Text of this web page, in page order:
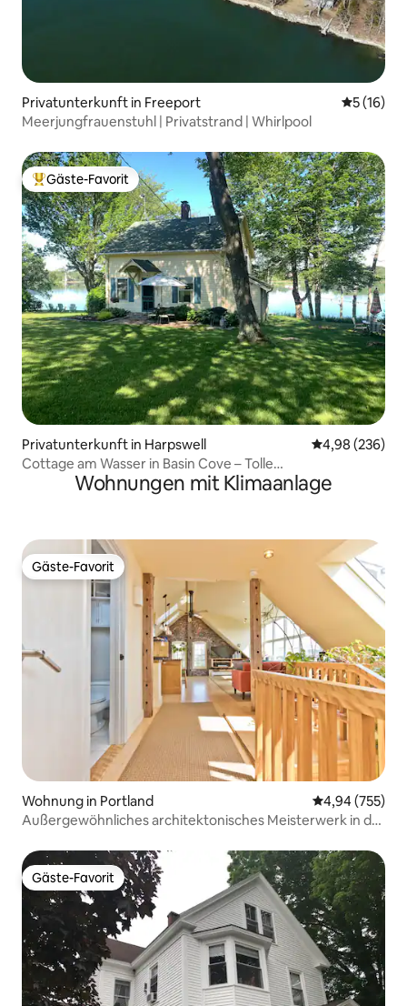
Privatunterkunft in Freeport
5 (16)
Meerjungfrauenstuhl | Privatstrand | Whirlpool
Beliebter Gäste-Favorit.
Gäste-Favorit
Privatunterkunft in Harpswell
4,98 (236)
Cottage am Wasser in Basin Cove – Tolle
Sonnenuntergänge
Wohnungen mit Klimaanlage
Gäste-Favorit
Gäste-Favorit
Wohnung in Portland
4,94 (755)
Außergewöhnliches architektonisches Meisterwerk in der
Gäste-Favorit
Gäste-Favorit